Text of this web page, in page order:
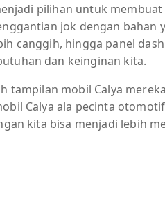
pilihan untuk membuat
jok dengan bahan
canggih, hingga panel
dan keinginan kita.
tampilan mobil Calya
Calya ala pecinta
kita bisa menjadi lebih